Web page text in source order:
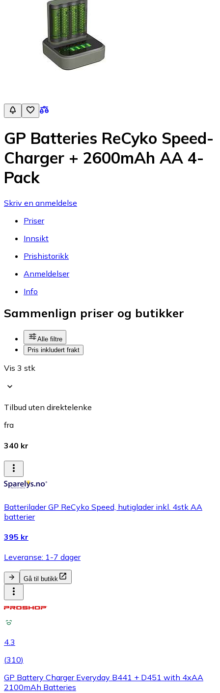
GP Batteries ReCyko Speed-
Charger + 2600mAh AA 4-
Pack
Skriv en anmeldelse
Priser
Innsikt
Prishistorikk
Anmeldelser
Info
Sammenlign priser og butikker
Alle filtre
Pris inkludert frakt
Vis 3 stk
Tilbud uten direktelenke
fra
340 kr
Batterilader GP ReCyko Speed, hutiglader inkl. 4stk AA
batterier
395 kr
Leveranse: 1-7 dager
Gå til butikk
4.3
(310)
GP Battery Charger Everyday B441 + D451 with 4xAA
2100mAh Batteries